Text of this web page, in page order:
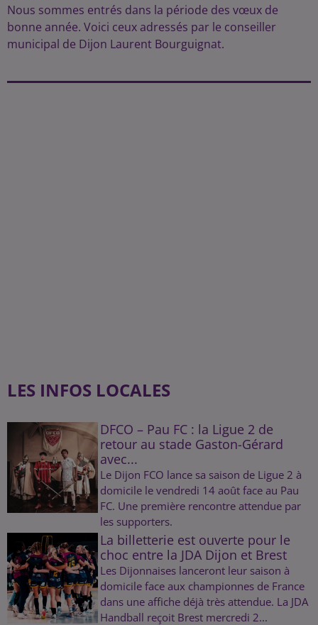
Nous sommes entrés dans la période des vœux de
bonne année. Voici ceux adressés par le conseiller
municipal de Dijon Laurent Bourguignat.
LES INFOS LOCALES
DFCO – Pau FC : la Ligue 2 de
retour au stade Gaston-Gérard
avec...
Le Dijon FCO lance sa saison de Ligue 2 à
domicile le vendredi 14 août face au Pau
FC. Une première rencontre attendue par
les supporters.
La billetterie est ouverte pour le
choc entre la JDA Dijon et Brest
Les Dijonnaises lanceront leur saison à
domicile face aux championnes de France
dans une affiche déjà très attendue. La JDA
Handball reçoit Brest mercredi 2...